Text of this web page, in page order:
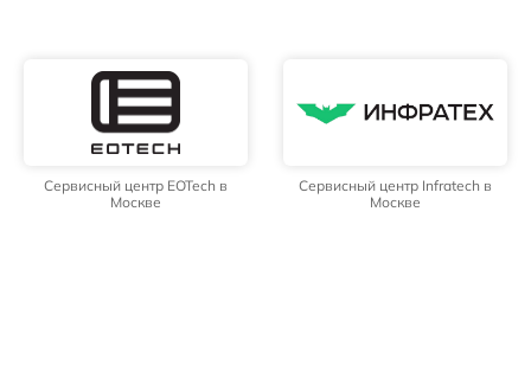
Сервисный центр EOTech в
Москве
Сервисный центр Infratech в
Москве